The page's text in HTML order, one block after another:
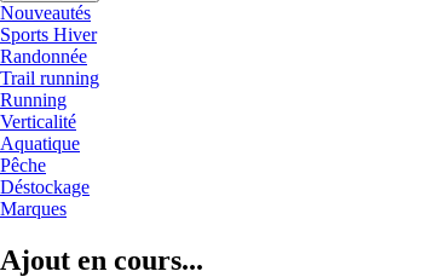
Nouveautés
Sports Hiver
Randonnée
Trail running
Running
Verticalité
Aquatique
Pêche
Déstockage
Marques
Ajout en cours...